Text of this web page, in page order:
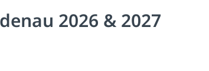
2026 & 2027